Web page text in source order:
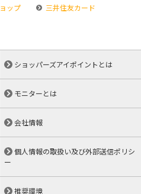
ップ
三井住友カード
ショッパーズアイポイントとは
モニターとは
会社情報
個人情報の取扱い及び外部送信ポリシ
ー
推奨環境